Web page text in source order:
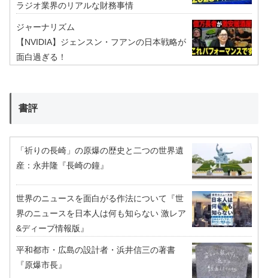
ラジオ業界のリアルな財務事情
ジャーナリズム
【NVIDIA】ジェンスン・フアンの日本戦略が
面白過ぎる！
書評
「祈りの長崎」の原爆の歴史と二つの世界遺
産：永井隆『長崎の鐘』
世界のニュースを面白がる作法について『世
界のニュースを日本人は何も知らない 激レア
&ディープ情報版』
平和都市・広島の設計者・浜井信三の著書
『原爆市長』